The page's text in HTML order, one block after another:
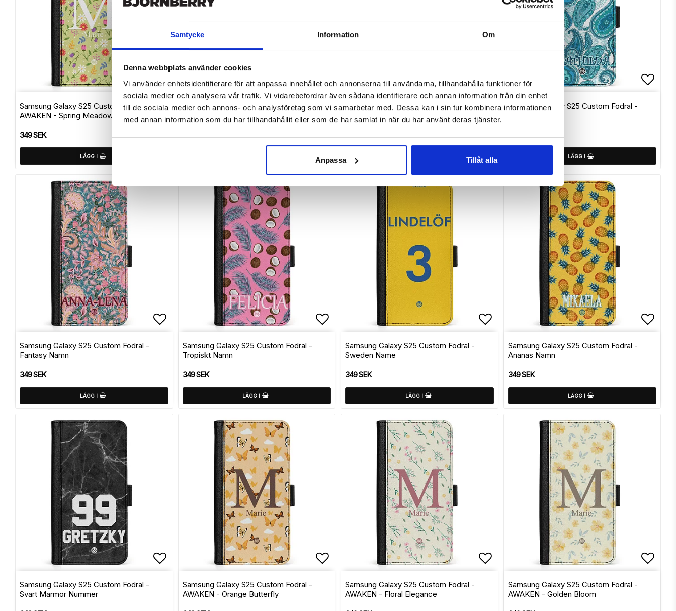
Samtycke Information Om
Denna webbplats använder cookies
Vi använder enhetsidentifierare för att anpassa innehållet och annonserna till användarna, tillhandahålla funktioner för
sociala medier och analysera vår trafik. Vi vidarebefordrar även sådana identifierare och annan information från din enhet
till de sociala medier och annons- och analysföretag som vi samarbetar med. Dessa kan i sin tur kombinera informationen
med annan information som du har tillhandahållit eller som de har samlat in när du har använt deras tjänster.
Anpassa Tillåt alla
Lägg till i favoritlistan
Samsung Galaxy S25 Custom Fodral -
AWAKEN - Spring Meadow
349 SEK
LÄGG I
Lägg till i favoritlistan
Samsung Galaxy S25 Custom Fodral - Vit
Marmor Namn
349 SEK
Lägg till i favoritlistan
Samsung Galaxy S25 Custom Fodral -
Kakel Namn
349 SEK
Samsung Galaxy S25 Custom Fodral -
349 SEK
LÄGG I
Lägg till i favoritlistan
Samsung Galaxy S25 Custom Fodral -
Fantasy Namn
349 SEK
LÄGG I
Lägg till i favoritlistan
Samsung Galaxy S25 Custom Fodral -
Tropiskt Namn
349 SEK
LÄGG I
Lägg till i favoritlistan
Samsung Galaxy S25 Custom Fodral -
Sweden Name
349 SEK
LÄGG I
Samsung Galaxy S25 Custom Fodral -
Ananas Namn
349 SEK
LÄGG I
Lägg till i favoritlistan
Samsung Galaxy S25 Custom Fodral -
Svart Marmor Nummer
Lägg till i favoritlistan
Samsung Galaxy S25 Custom Fodral -
AWAKEN - Orange Butterfly
Lägg till i favoritlistan
Samsung Galaxy S25 Custom Fodral -
AWAKEN - Floral Elegance
Samsung Galaxy S25 Custom Fodral -
AWAKEN - Golden Bloom